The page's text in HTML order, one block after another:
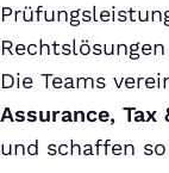
Die Teams
Assurance,
und schaffen